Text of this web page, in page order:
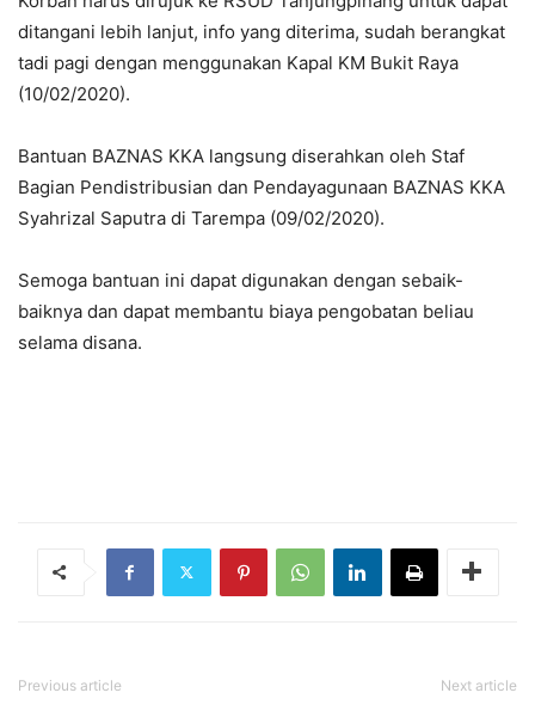
ditangani lebih lanjut, info yang diterima, sudah berangkat
tadi pagi dengan menggunakan Kapal KM Bukit Raya
(10/02/2020).
Bantuan BAZNAS KKA langsung diserahkan oleh Staf
Bagian Pendistribusian dan Pendayagunaan BAZNAS KKA
Syahrizal Saputra di Tarempa (09/02/2020).
Semoga bantuan ini dapat digunakan dengan sebaik-
baiknya dan dapat membantu biaya pengobatan beliau
selama disana.
Previous article Next article